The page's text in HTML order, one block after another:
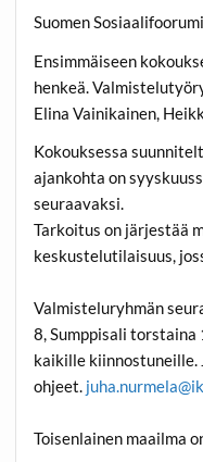
Suomen
Ensimmäiseen
henkeä.
Elina Vainikainen,
Kokouksessa
ajankohta on
seuraavaksi.
Tarkoitus on järjestää
keskustelutilaisuus,
Valmisteluryhmän
8, Sumppisali torstaina
kaikille kiinnostuneille.
ohjeet.
Toisenlainen maailma